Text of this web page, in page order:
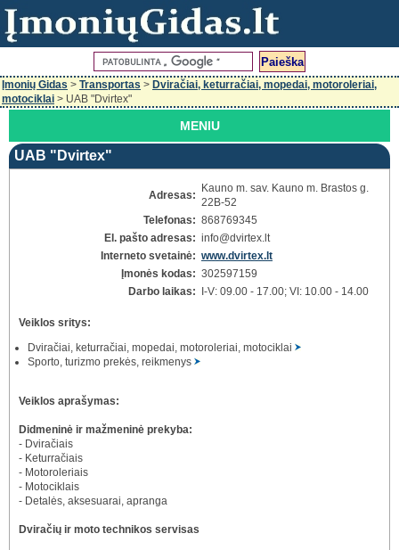
Įmonių Gidas > Transportas > Dviračiai, keturračiai, mopedai, motoroleriai,
motociklai > UAB "Dvirtex"
MENIU
UAB "Dvirtex"
Adresas:
Kauno m. sav. Kauno m. Brastos g.
22B-52
Telefonas: 868769345
El. pašto adresas: info@dvirtex.lt
Interneto svetainė: www.dvirtex.lt
Įmonės kodas: 302597159
Darbo laikas:
I-V: 09.00 - 17.00; VI: 10.00 - 14.00
Veiklos sritys:
Dviračiai, keturračiai, mopedai, motoroleriai, motociklai
Sporto, turizmo prekės, reikmenys
Veiklos aprašymas:
Didmeninė ir mažmeninė prekyba:
- Dviračiais
- Keturračiais
- Motoroleriais
- Motociklais
- Detalės, aksesuarai, apranga
Dviračių ir moto technikos servisas